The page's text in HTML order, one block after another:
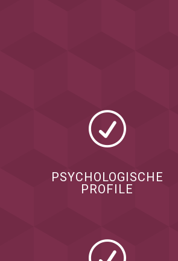
R
PSYCHOLOGISCHE
PROFILE